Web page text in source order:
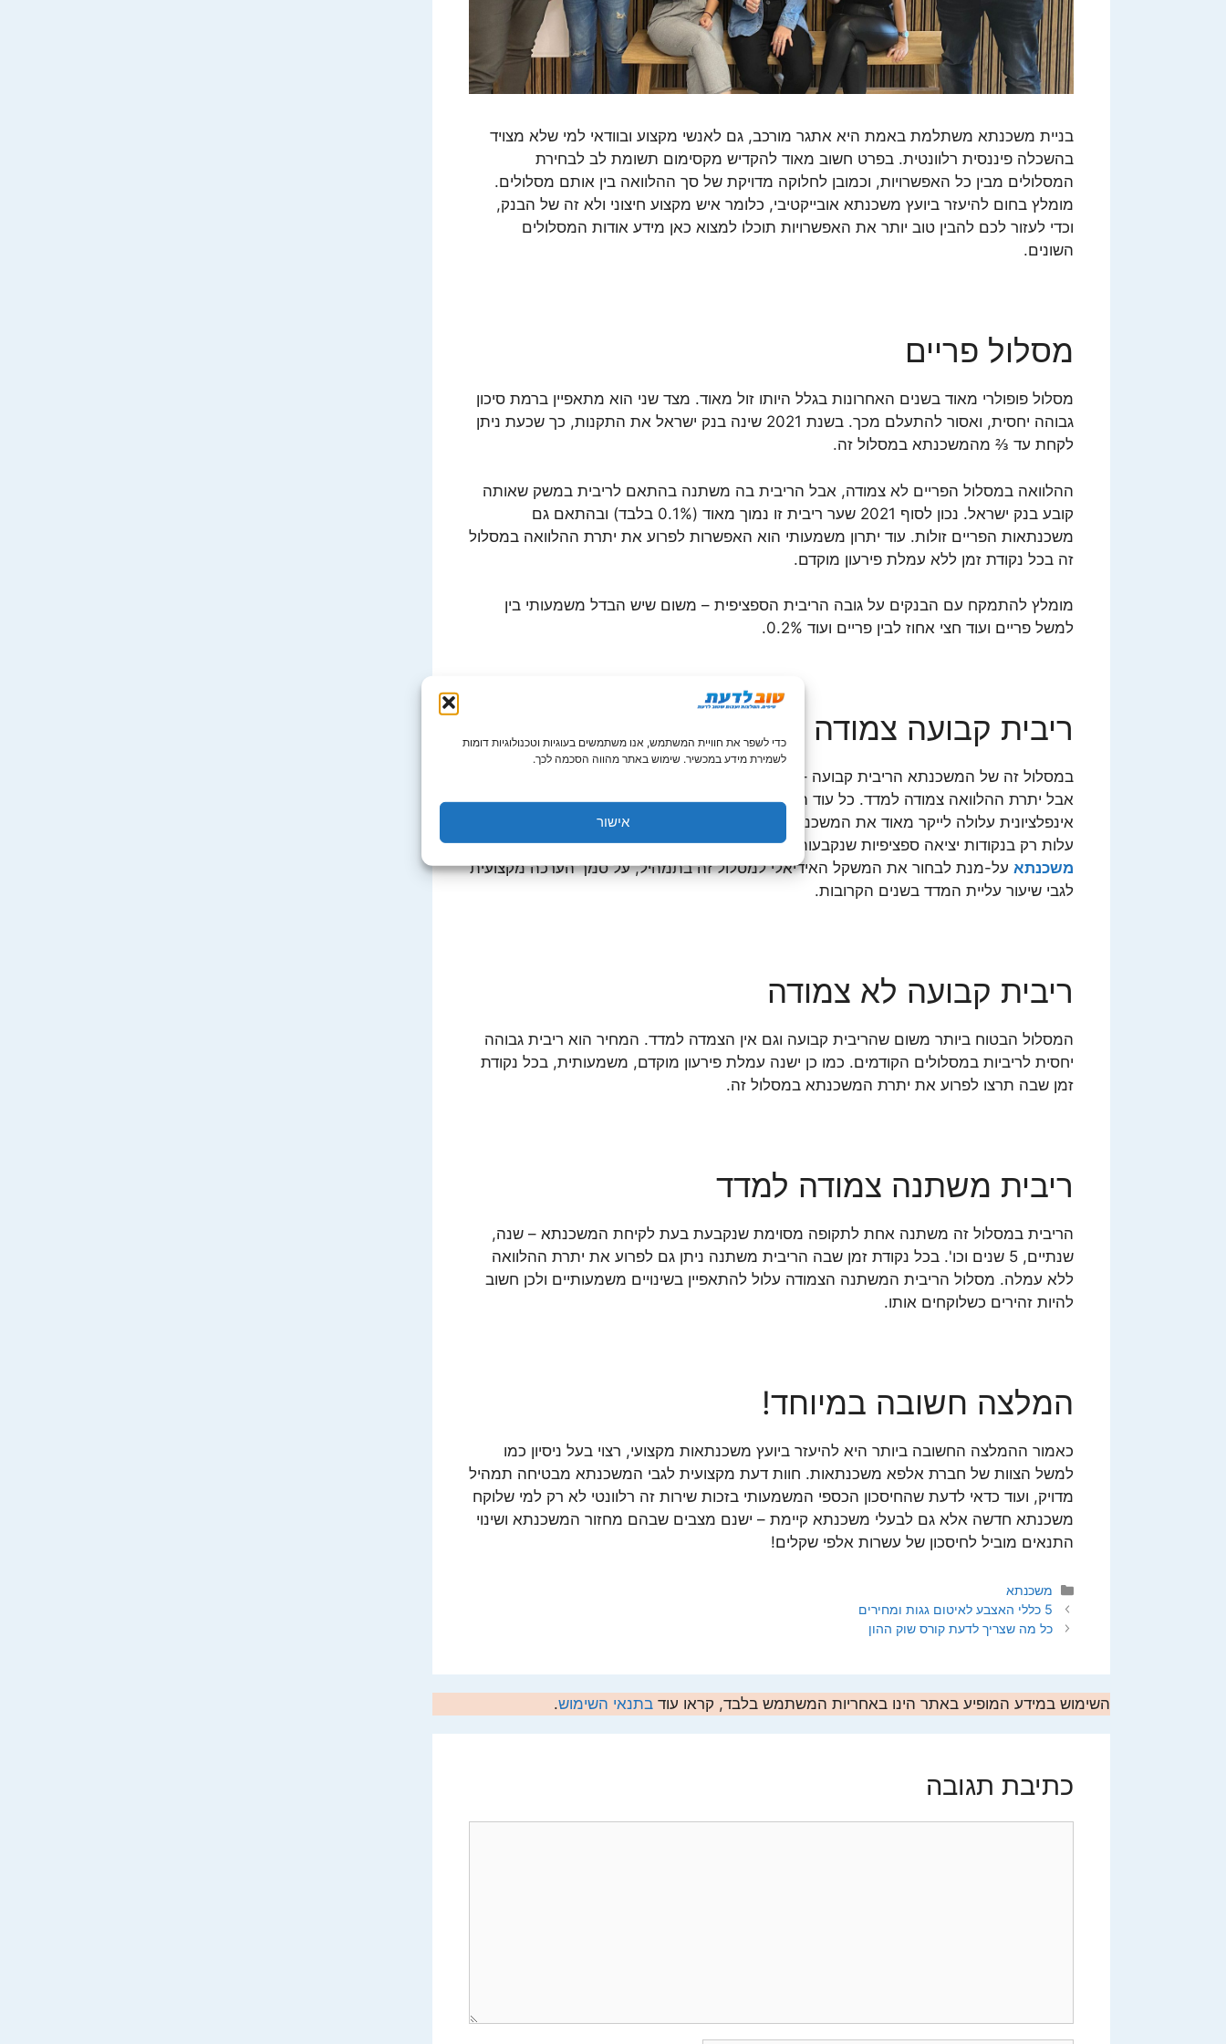
כדי לשפר את חוויית המשתמש, אנו משתמשים בעוגיות וטכנולוגיות דומות
לשמירת מידע במכשיר. שימוש באתר מהווה הסכמה לכך.
אישור
בניית משכנתא משתלמת באמת היא אתגר מורכב, גם לאנשי מקצוע ובוודאי למי שלא מצויד
בהשכלה פיננסית רלוונטית. בפרט חשוב מאוד להקדיש מקסימום תשומת לב לבחירת
המסלולים מבין כל האפשרויות, וכמובן לחלוקה מדויקת של סך ההלוואה בין אותם מסלולים.
מומלץ בחום להיעזר ביועץ משכנתא אובייקטיבי, כלומר איש מקצוע חיצוני ולא זה של הבנק,
וכדי לעזור לכם להבין טוב יותר את האפשרויות תוכלו למצוא כאן מידע אודות המסלולים
השונים.
מסלול פריים
מסלול פופולרי מאוד בשנים האחרונות בגלל היותו זול מאוד. מצד שני הוא מתאפיין ברמת סיכון
גבוהה יחסית, ואסור להתעלם מכך. בשנת 2021 שינה בנק ישראל את התקנות, כך שכעת ניתן
לקחת עד ⅔ מהמשכנתא במסלול זה.
ההלוואה במסלול הפריים לא צמודה, אבל הריבית בה משתנה בהתאם לריבית במשק שאותה
קובע בנק ישראל. נכון לסוף 2021 שער ריבית זו נמוך מאוד (0.1% בלבד) ובהתאם גם
משכנתאות הפריים זולות. עוד יתרון משמעותי הוא האפשרות לפרוע את יתרת ההלוואה במסלול
זה בכל נקודת זמן ללא עמלת פירעון מוקדם.
מומלץ להתמקח עם הבנקים על גובה הריבית הספציפית – משום שיש הבדל משמעותי בין
למשל פריים ועוד חצי אחוז לבין פריים ועוד 0.2%.
ריבית קבועה צמודה
במסלול זה של המשכנתא הריבית קבועה – כלומר לא משתנה גם אם הריבית במשק תעלה –
אבל יתרת ההלוואה צמודה למדד. כל עוד האינפלציה נמוכה המסלול משתלם, אבל התפרצות
אינפלציונית עלולה לייקר מאוד את המשכנתא. את יתרת ההלוואה במסלול זה ניתן לפרוע ללא
עלות רק בנקודות יציאה ספציפיות שנקבעות בהסכם מול הבנק. מומלץ להיעזר בשירות ייעוץ
משכנתא על-מנת לבחור את המשקל האידיאלי למסלול זה בתמהיל, על סמך הערכה מקצועית
לגבי שיעור עליית המדד בשנים הקרובות.
ריבית קבועה לא צמודה
המסלול הבטוח ביותר משום שהריבית קבועה וגם אין הצמדה למדד. המחיר הוא ריבית גבוהה
יחסית לריביות במסלולים הקודמים. כמו כן ישנה עמלת פירעון מוקדם, משמעותית, בכל נקודת
זמן שבה תרצו לפרוע את יתרת המשכנתא במסלול זה.
ריבית משתנה צמודה למדד
הריבית במסלול זה משתנה אחת לתקופה מסוימת שנקבעת בעת לקיחת המשכנתא – שנה,
שנתיים, 5 שנים וכו'. בכל נקודת זמן שבה הריבית משתנה ניתן גם לפרוע את יתרת ההלוואה
ללא עמלה. מסלול הריבית המשתנה הצמודה עלול להתאפיין בשינויים משמעותיים ולכן חשוב
להיות זהירים כשלוקחים אותו.
המלצה חשובה במיוחד!
כאמור ההמלצה החשובה ביותר היא להיעזר ביועץ משכנתאות מקצועי, רצוי בעל ניסיון כמו
למשל הצוות של חברת אלפא משכנתאות. חוות דעת מקצועית לגבי המשכנתא מבטיחה תמהיל
מדויק, ועוד כדאי לדעת שהחיסכון הכספי המשמעותי בזכות שירות זה רלוונטי לא רק למי שלוקח
משכנתא חדשה אלא גם לבעלי משכנתא קיימת – ישנם מצבים שבהם מחזור המשכנתא ושינוי
התנאים מוביל לחיסכון של עשרות אלפי שקלים!
קטגוריות
משכנתא
5 כללי האצבע לאיטום גגות ומחירים
כל מה שצריך לדעת קורס שוק ההון
השימוש במידע המופיע באתר הינו באחריות המשתמש בלבד, קראו עוד בתנאי השימוש.
כתיבת תגובה